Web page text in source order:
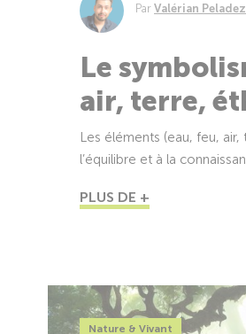
Par Valérian Peladez
Le
air, terre,
Les éléments (eau, feu,
l’équilibre et à la
PLUS DE +
Nature & Vivant